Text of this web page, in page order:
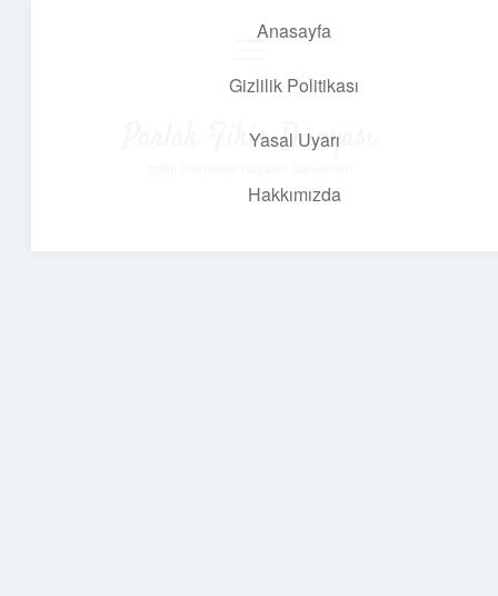
Anasayfa
Gizlilik Politikası
Yasal Uyarı
Hakkımızda
Parlak Fikir Dünyası